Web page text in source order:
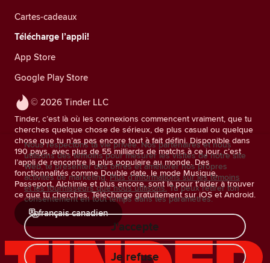
© 2026 Tinder LLC
Tinder, c’est là où les connexions commencent vraiment, que tu
cherches quelque chose de sérieux, de plus casual ou quelque
chose que tu n’as pas encore tout à fait défini. Disponible dans
190 pays, avec plus de 55 milliards de matchs à ce jour, c’est
l’appli de rencontre la plus populaire au monde. Des
fonctionnalités comme Double date, le mode Musique,
Passeport, Alchimie et plus encore, sont là pour t'aider à trouver
ce que tu cherches. Télécharge gratuitement sur iOS et Android.
français canadien
Cartes-cadeaux
Télécharge l’appli!
App Store
Google Play Store
Nous respectons ta vie privée. Nos partenaires et nous
utilisons des témoins pour mesurer les visites de notre site
Web, te présenter des offres et améliorer nos propres
activités de marketing. Plus d'informations sur les témoins
et les fournisseurs que nous utilisons. Tu peux retirer ton
consentement en tout temps dans tes paramètres.
J'accepte
Je refuse